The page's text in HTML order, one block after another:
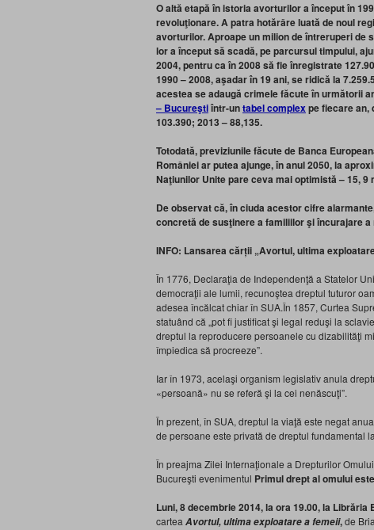
O altă etapă în istoria avorturilor a început în
revoluţionare. A patra hotărâre luată de noul
avorturilor. Aproape un milion de întreruperi de
lor a început să scadă, pe parcursul timpului,
2004, pentru ca în 2008 să fie înregistrate
1990 – 2008, aşadar în 19 ani, se ridică la
acestea se adaugă crimele făcute în următorii
– Bucureştiîntr-untabel complexpe fiecare an,
103.390; 2013 – 88,135.
Totodată, previziunile făcute de Banca
României ar putea ajunge, în anul 2050, la
Naţiunilor Unite pare ceva mai optimistă – 15,
De observat că, în ciuda acestor cifre
concretă de susţinere a familiilor şi încurajare
INFO: Lansarea cărții „Avortul, ultima
În 1776, Declaraţia de Independenţă a Statelor
democraţii ale lumii, recunoştea dreptul tuturor
adesea încălcat chiar în SUA.În 1857, Curtea
statuând că „pot fi justificat şi legal reduşi la
dreptul la reproducere persoanele cu dizabilităţi
împiedica să procreeze”.
Iar în 1973, acelaşi organism legislativ anula
«persoană» nu se referă şi la cei nenăscuţi”.
În prezent, în SUA, dreptul la viaţă este negat
de persoane este privată de dreptul fundamental
În preajma Zilei Internaţionale a Drepturilor
Bucureşti evenimentul Primul drept al omului
Luni, 8 decembrie 2014, la ora 19.00, la Librăria
cartea Avortul, ultima exploatare a femeii,de